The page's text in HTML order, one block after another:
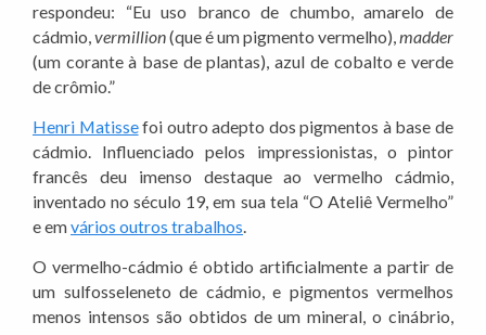
respondeu: “Eu uso branco de chumbo, amarelo de
cádmio,vermillion(que é um pigmento vermelho),madder
(um corante à base de plantas), azul de cobalto e verde
de crômio.”
Henri Matissefoi outro adepto dos pigmentos à base de
cádmio. Influenciado pelos impressionistas, o pintor
francês deu imenso destaque ao vermelho cádmio,
inventado no século 19, em sua tela “O Ateliê Vermelho”
e emvários outros trabalhos.
O vermelho-cádmio é obtido artificialmente a partir de
um sulfosseleneto de cádmio, e pigmentos vermelhos
menos intensos são obtidos de um mineral, o cinábrio,